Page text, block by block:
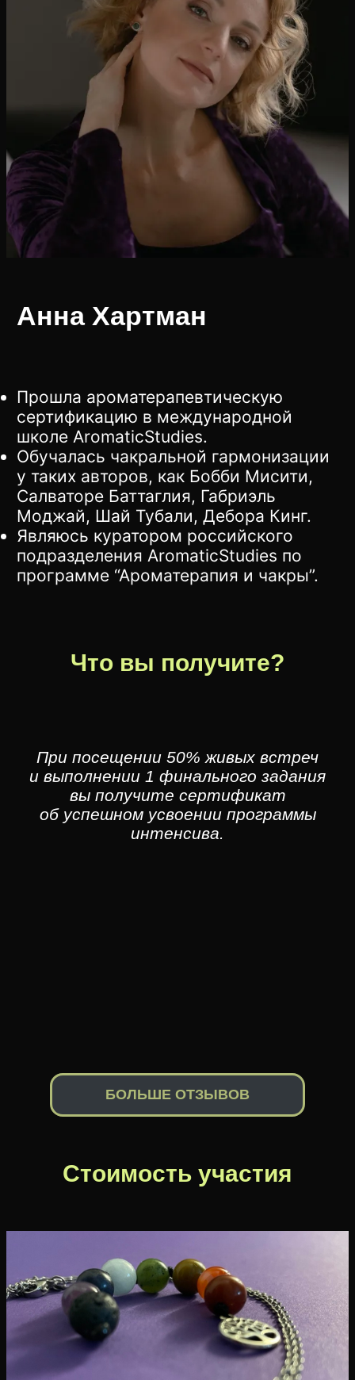
Анна Хартман
Прошла ароматерапевтическую
сертификацию в международной
школе AromaticStudies.
Обучалась чакральной гармонизации
у таких авторов, как Бобби Мисити,
Салваторе Баттаглия, Габриэль
Моджай, Шай Тубали, Дебора Кинг.
Являюсь куратором российского
подразделения AromaticStudies по
программе “Ароматерапия и чакры”.
Что вы получите?
При посещении 50% живых встреч
и выполнении 1 финального задания
вы получите сертификат
об успешном усвоении программы
интенсива.
БОЛЬШЕ ОТЗЫВОВ
Стоимость участия